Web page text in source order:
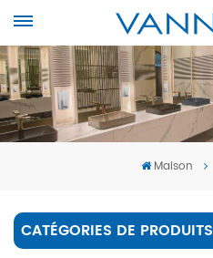
Maison
CATÉGORIES DE PRODUITS